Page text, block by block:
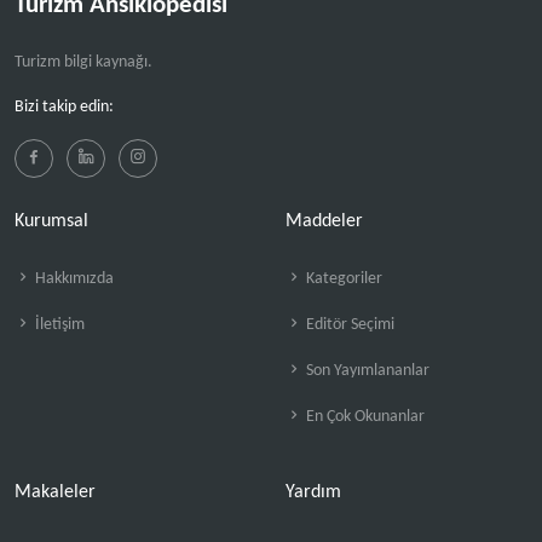
Turizm Ansiklopedisi
Turizm bilgi kaynağı.
Bizi takip edin:
Kurumsal
Hakkımızda
İletişim
Maddeler
Kategoriler
Editör Seçimi
Son Yayımlananlar
En Çok Okunanlar
Makaleler Yardım